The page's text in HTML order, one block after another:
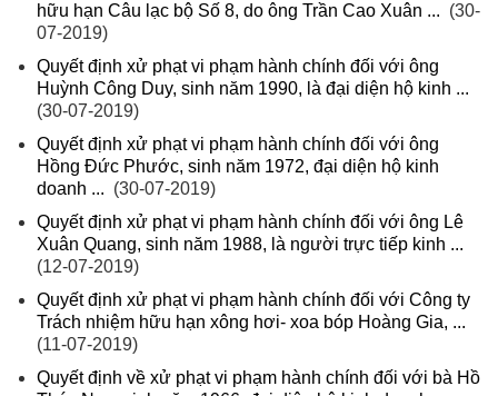
hữu hạn Câu lạc bộ Số 8, do ông Trần Cao Xuân ... (30-
07-2019)
Quyết định xử phạt vi phạm hành chính đối với ông
Huỳnh Công Duy, sinh năm 1990, là đại diện hộ kinh ...
(30-07-2019)
Quyết định xử phạt vi phạm hành chính đối với ông
Hồng Đức Phước, sinh năm 1972, đại diện hộ kinh
doanh ... (30-07-2019)
Quyết định xử phạt vi phạm hành chính đối với ông Lê
Xuân Quang, sinh năm 1988, là người trực tiếp kinh ...
(12-07-2019)
Quyết định xử phạt vi phạm hành chính đối với Công ty
Trách nhiệm hữu hạn xông hơi- xoa bóp Hoàng Gia, ...
(11-07-2019)
Quyết định về xử phạt vi phạm hành chính đối với bà Hồ